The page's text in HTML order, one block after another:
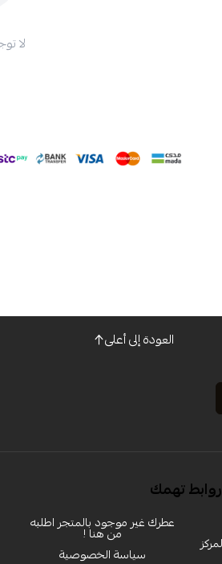
لا
العودة إلى أعلى
روابط تهمك
عطرك غير موجود بالمتجر اطلبه
من هنا !
سياسة الخصوصية